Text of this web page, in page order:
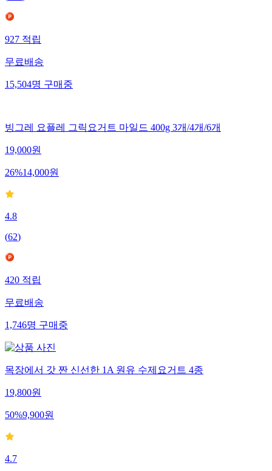
927적립
무료배송
15,504명구매중
빙그레 요플레 그릭요거트 마일드 400g 3개/4개/6개
19,000원
26%14,000원
4.8
(62)
420적립
무료배송
1,746명구매중
목장에서 갓 짠 신선한 1A 원유 수제요거트 4종
19,800원
50%9,900원
4.7